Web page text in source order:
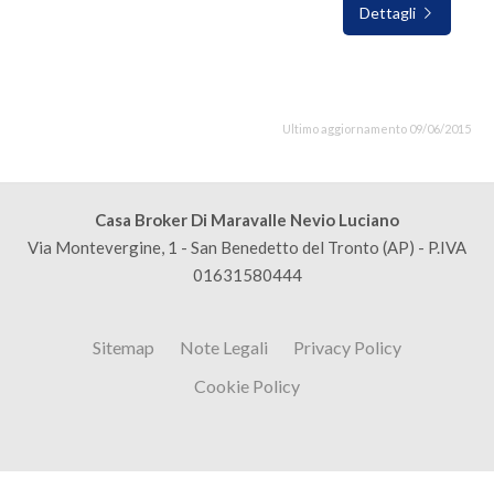
Dettagli
Ultimo aggiornamento 09/06/2015
Casa Broker Di Maravalle Nevio Luciano
Via Montevergine, 1 - San Benedetto del Tronto (AP) - P.IVA
01631580444
Sitemap Note Legali
Privacy Policy
Cookie Policy